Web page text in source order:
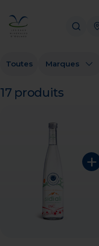
17 produits
Toutes Marques
+